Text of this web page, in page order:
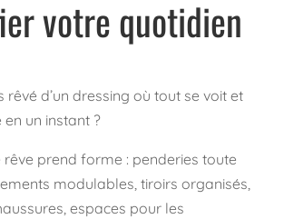
votre quotidien
rêvé d’un dressing où tout se voit et
un instant ?
rêve prend forme : penderies toute
modulables, tiroirs organisés,
espaces pour les